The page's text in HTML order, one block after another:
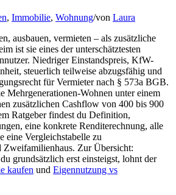
, Immobilie, Wohnung/von Laura
ausbauen, vermieten – als zusätzliche
ist sie eines der unterschätztesten
Niedriger Einstandspreis, KfW-
steuerlich teilweise abzugsfähig und
für Vermieter nach § 573a BGB.
Mehrgenerationen-Wohnen unter einem
zusätzlichen Cashflow von 400 bis 900
Ratgeber findest du Definition,
eine konkrete Renditerechnung, alle
eine Vergleichstabelle zu
Zweifamilienhaus. Zur Übersicht:
grundsätzlich erst einsteigst, lohnt der
kaufen und Eigennutzung vs